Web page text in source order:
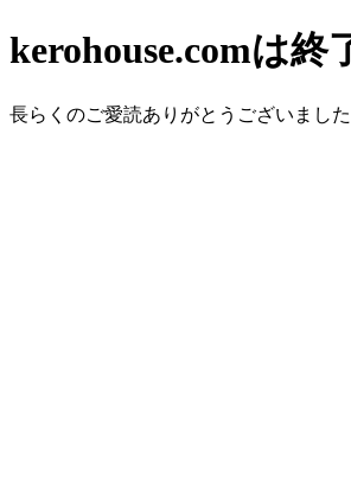
kerohouse.comは終
長らくのご愛読ありがとうございました